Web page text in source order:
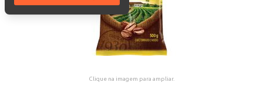
Clique na imagem para ampliar.